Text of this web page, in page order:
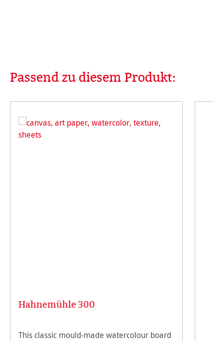
Produktgalerie überspringen
Passend zu diesem Produkt:
Hahnemühle 300
This classic mould-made watercolour board